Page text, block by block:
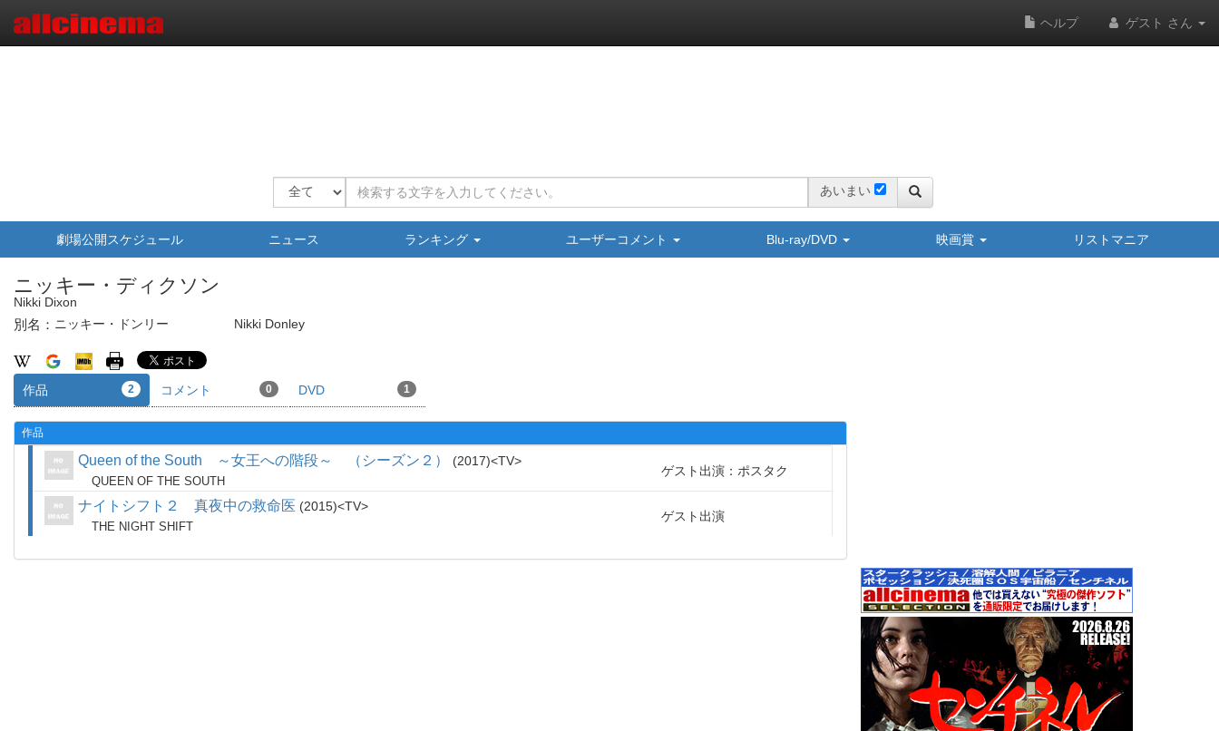
ヘルプ ゲスト さん
あいまい
劇場公開スケジュール ニュース ランキング ユーザーコメント Blu-ray/DVD 映画賞 リストマニア
ニッキー・ディクソン
Nikki Dixon
別名： ニッキー・ドンリー Nikki Donley
作品 2 コメント 0 DVD 1
作品
Queen of the South ～女王への階段～ （シーズン２） 2017 TV
QUEEN OF THE SOUTH
ゲスト出演：ポスタク
ナイトシフト２ 真夜中の救命医 2015 TV
THE NIGHT SHIFT
ゲスト出演